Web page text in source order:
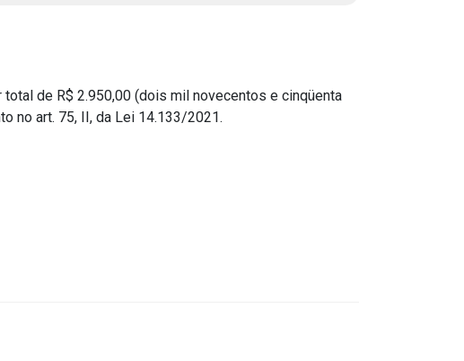
total de R$ 2.950,00 (dois mil novecentos e cinqüenta
no art. 75, II, da Lei 14.133/2021.